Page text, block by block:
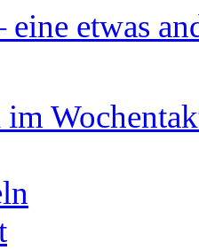
etwas